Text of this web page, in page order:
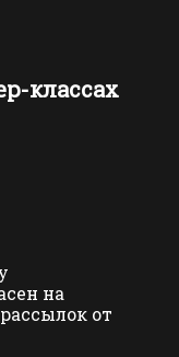
классах
на
от